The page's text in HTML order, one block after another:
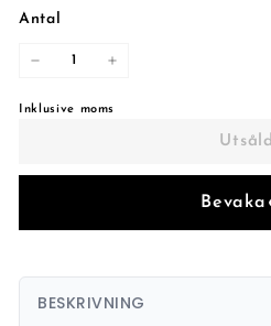
Antal
Inklusive moms
Utsåld
Bevaka
BESKRIVNING